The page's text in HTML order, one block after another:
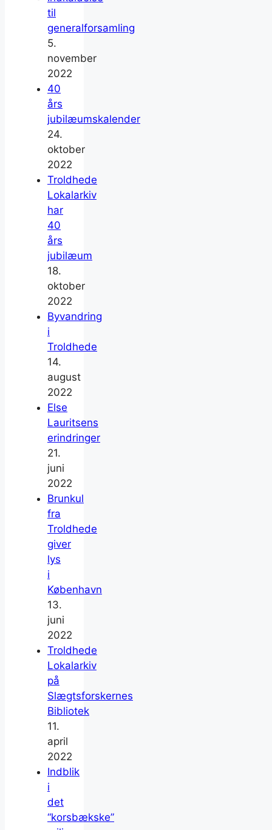
til
generalforsamling
5.
november
2022
40
års
jubilæumskalender
24.
oktober
2022
Troldhede
Lokalarkiv
har
40
års
jubilæum
18.
oktober
2022
Byvandring
i
Troldhede
14.
august
2022
Else
Lauritsens
erindringer
21.
juni
2022
Brunkul
fra
Troldhede
giver
lys
i
København
13.
juni
2022
Troldhede
Lokalarkiv
på
Slægtsforskernes
Bibliotek
11.
april
2022
Indblik
i
det
“korsbækske”